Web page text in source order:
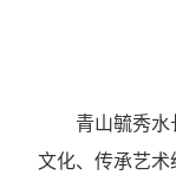
青山毓秀水
文化、传承艺